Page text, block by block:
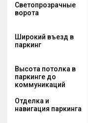
Светопрозрачные
ворота
Широкий въезд в
паркинг
Высота потолка в
паркинге до
коммуникаций
Отделка и
навигация паркинга